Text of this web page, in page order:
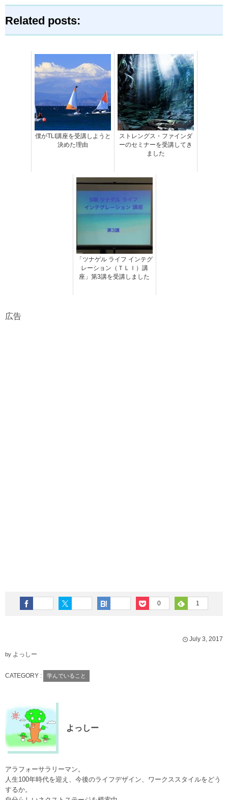
Related posts:
僕がTLI講座を受講しようと
決めた理由
ストレングス・ファインダ
ーのセミナーを受講してき
ました
「ツナゲル ライフ インテグ
レーション（ＴＬＩ）講
座」第3講を受講しました
広告
0 1
July 3, 2017
by よっしー
CATEGORY : 学んでいること
よっしー
アラフォーサラリーマン。
人生100年時代を迎え、今後のライフデザイン、ワークススタイルをどう
するか。